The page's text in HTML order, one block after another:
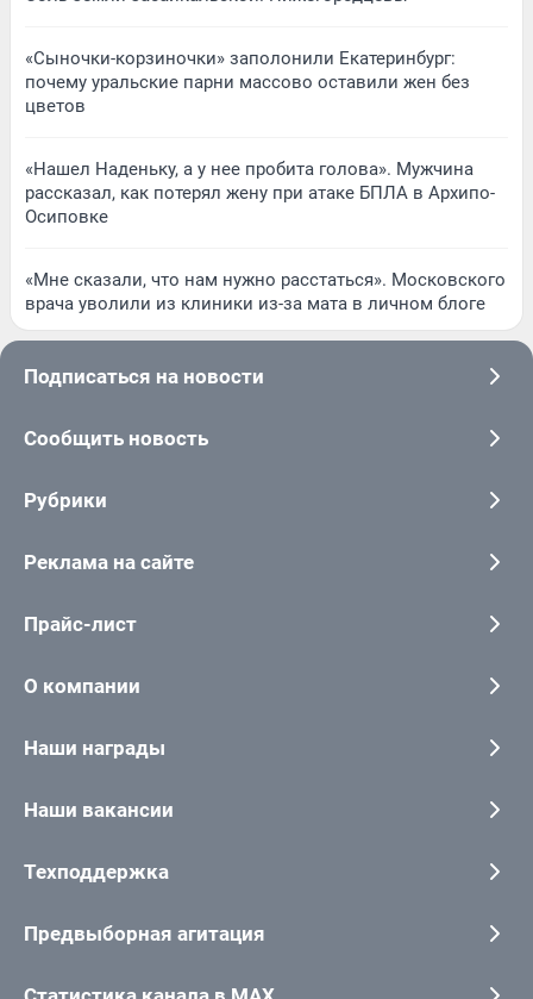
«Сыночки-корзиночки» заполонили Екатеринбург:
почему уральские парни массово оставили жен без
цветов
«Нашел Наденьку, а у нее пробита голова». Мужчина
рассказал, как потерял жену при атаке БПЛА в Архипо-
Осиповке
«Мне сказали, что нам нужно расстаться». Московского
врача уволили из клиники из-за мата в личном блоге
Подписаться на новости
Сообщить новость
Рубрики
Реклама на сайте
Прайс-лист
О компании
Наши награды
Наши вакансии
Техподдержка
Предвыборная агитация